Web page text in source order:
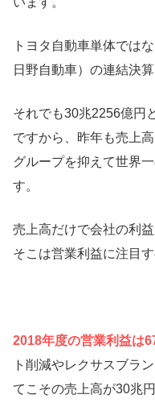
トヨタ自動車単体では
日野自動車）の連結決
それでも30兆2256億円
ですから、昨年も売上
グループを抑えて世界
す。
売上高だけで会社の利
そこは営業利益に注目す
2018年度の営業利益は
ト削減やレクサスブラ
てこその売上高が30兆